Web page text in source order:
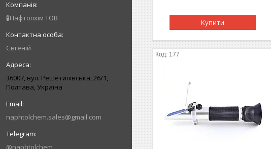
🧪Нафтолхім ТОВ
Євгеній
36007, вул. Решетилівська, 26/1,
Полтава, Україна
naphtolchem.sales@gmail.com
@naphtolchem
Купити
177